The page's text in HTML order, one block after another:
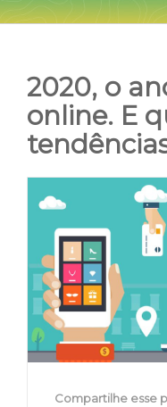
2020, o
online. E
Larger
Image
Compartilhe esse